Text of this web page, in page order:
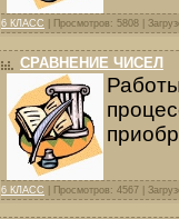
6 КЛАСС | Просмотров: 5808 |
СРАВНЕНИЕ ЧИСЕЛ
6 КЛАСС | Просмотров: 4567 |